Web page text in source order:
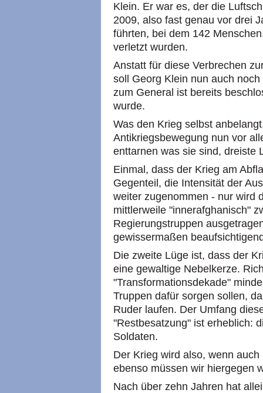
Klein. Er war es, der die
2009, also fast genau vor drei
führten, bei dem 142
verletzt wurden.
Anstatt für diese Verbrechen
soll Georg Klein nun auch
zum General ist bereits
wurde.
Was den Krieg selbst
Antikriegsbewegung nun vor
enttarnen was sie sind, dreiste
Einmal, dass der Krieg am
Gegenteil, die Intensität der
weiter zugenommen - nur wird
mittlerweile "innerafghanisch"
Regierungstruppen
gewissermaßen
Die zweite Lüge ist, dass der
eine gewaltige Nebelkerze.
"Transformationsdekade"
Truppen dafür sorgen sollen,
Ruder laufen. Der Umfang
"Restbesatzung" ist erheblich:
Soldaten.
Der Krieg wird also, wenn
ebenso müssen wir hiergegen
Nach über zehn Jahren hat